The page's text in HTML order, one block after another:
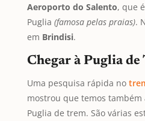
Aeroporto do Salento, que
Puglia (famosa pelas praias).
em Brindisi.
Chegar à Puglia de
Uma pesquisa rápida no
mostrou que temos também
Puglia de trem. São várias